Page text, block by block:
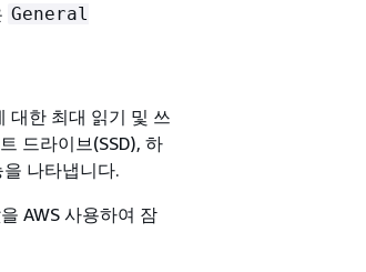
General
대한 최대 읽기 및 쓰
드라이브(SSD), 하
나타냅니다.
AWS 사용하여 잠